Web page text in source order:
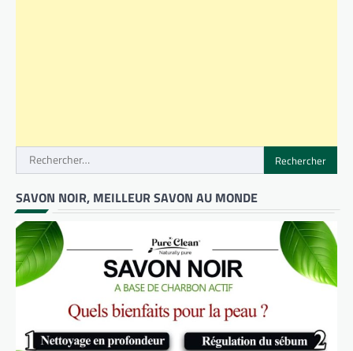
Rechercher :
SAVON NOIR, MEILLEUR SAVON AU MONDE